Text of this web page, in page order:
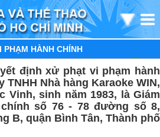
HÀNH CHÍNH
định xử phạt vi phạm hành
Nhà hàng Karaoke WIN,
Vinh, sinh năm 1983, là Giám
số 76 - 78 đường số 8,
B, quận Bình Tân, Thành phố